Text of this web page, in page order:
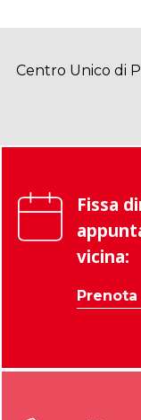
Centro Unico di
Fissa
vicina: